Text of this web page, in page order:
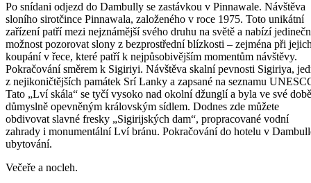
Po snídani odjezd do Dambully se zastávkou v Pinnawale. Návštěva
sloního sirotčince Pinnawala, založeného v roce 1975. Toto unikátní
zařízení patří mezi nejznámější svého druhu na světě a nabízí
možnost pozorovat slony z bezprostřední blízkosti – zejména při
koupání v řece, které patří k nejpůsobivějším momentům návštěvy.
Pokračování směrem k Sigiriyi. Návštěva skalní pevnosti Sigiriya,
z nejikoničtějších památek Srí Lanky a zapsané na seznamu
Tato „Lví skála“ se tyčí vysoko nad okolní džunglí a byla ve své době
důmyslně opevněným královským sídlem. Dodnes zde můžete
obdivovat slavné fresky „Sigirijských dam“, propracované vodní
zahrady i monumentální Lví bránu. Pokračování do hotelu v
ubytování.
Večeře a nocleh.